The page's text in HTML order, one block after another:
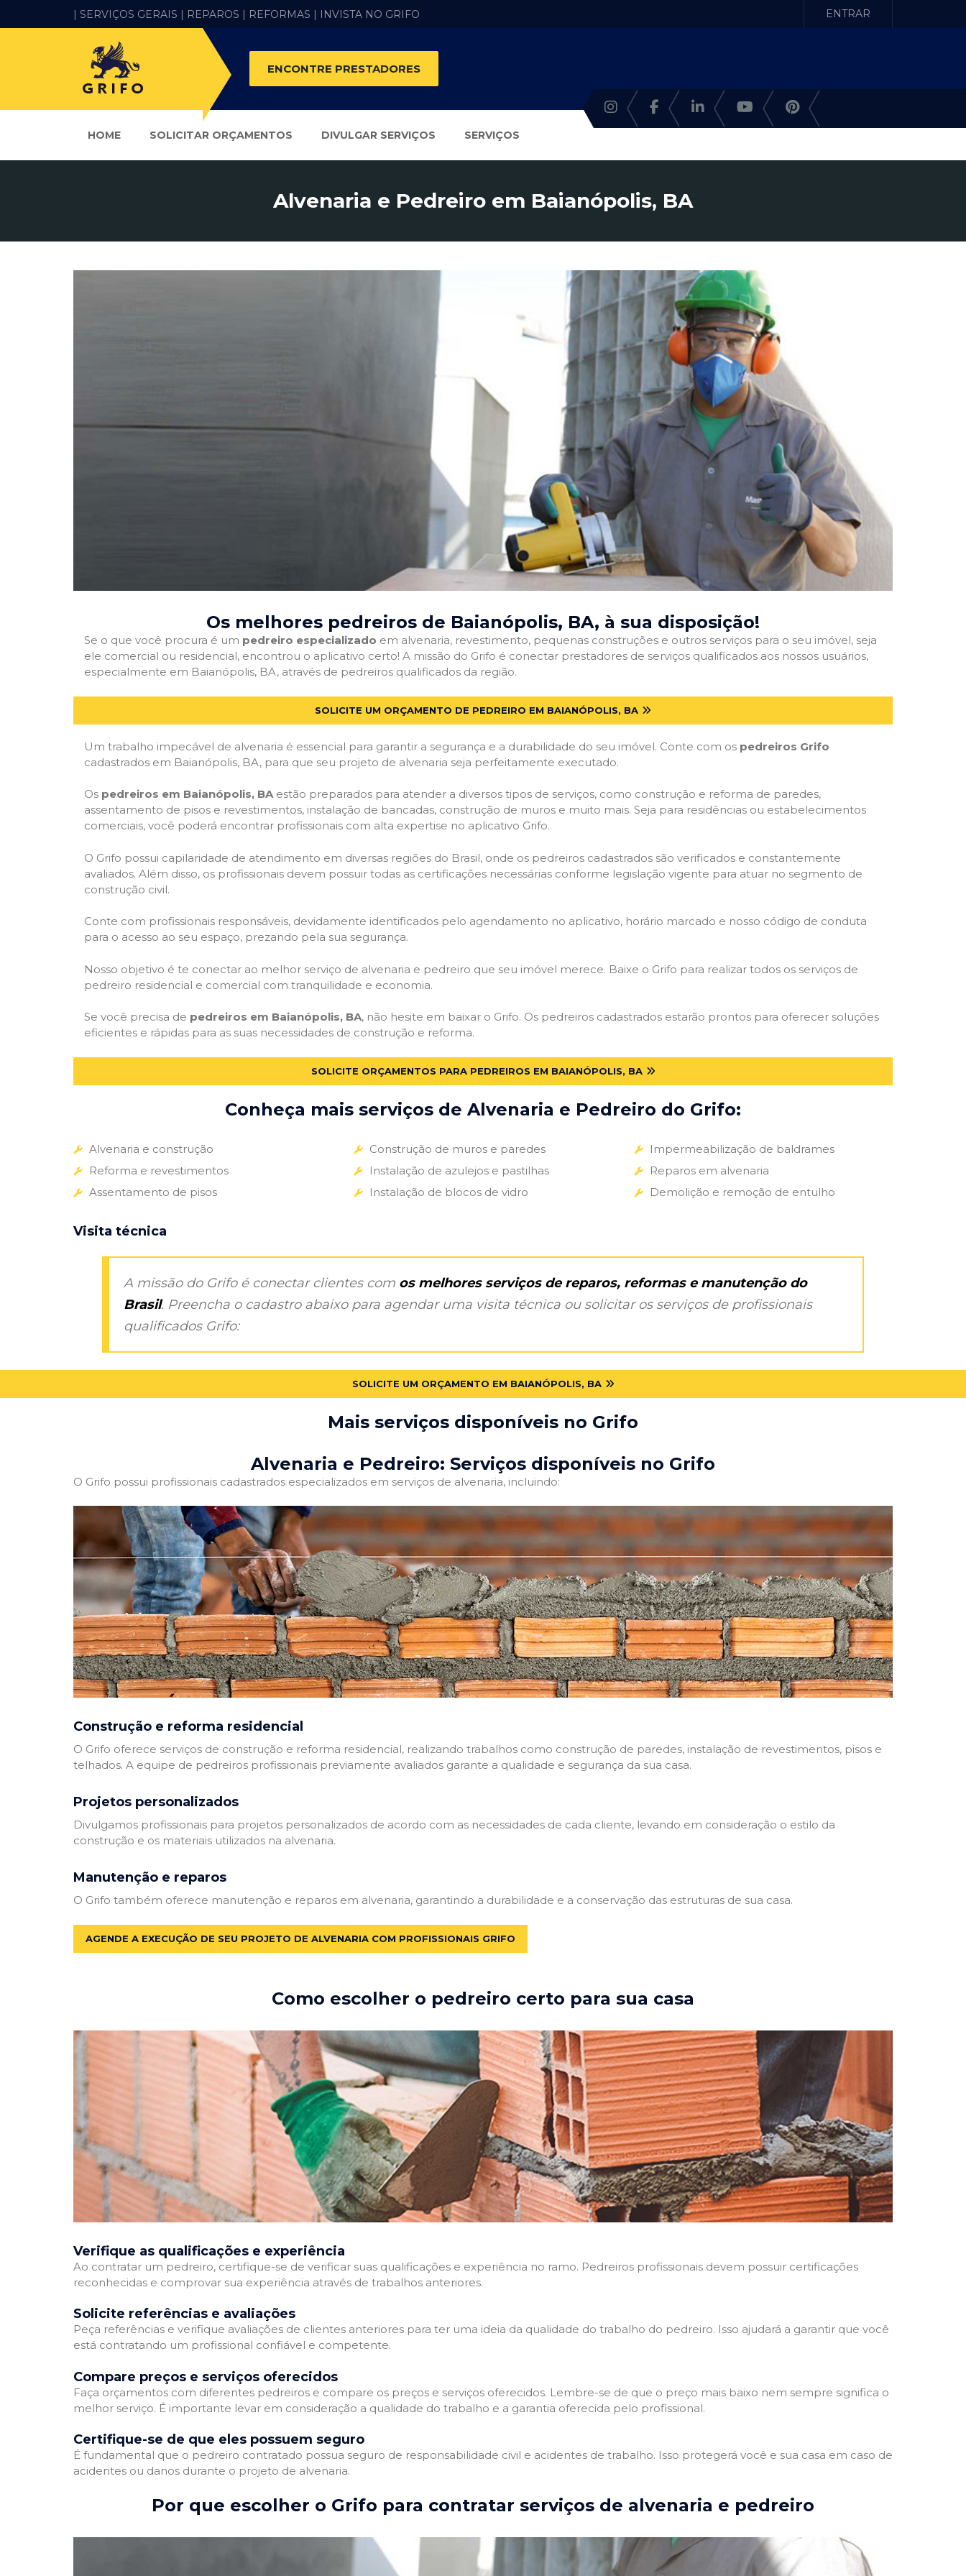
| SERVIÇOS GERAIS | REPAROS | REFORMAS | INVISTA NO GRIFO ENTRAR
ENCONTRE PRESTADORES
HOME SOLICITAR ORÇAMENTOS DIVULGAR SERVIÇOS SERVIÇOS
Alvenaria e Pedreiro em Baianópolis, BA
Os melhores pedreiros de Baianópolis, BA, à sua disposição!
Se o que você procura é um pedreiro especializado em alvenaria, revestimento, pequenas construções e outros serviços para o seu imóvel, seja
ele comercial ou residencial, encontrou o aplicativo certo! A missão do Grifo é conectar prestadores de serviços qualificados aos nossos usuários,
especialmente em Baianópolis, BA, através de pedreiros qualificados da região.
SOLICITE UM ORÇAMENTO DE PEDREIRO EM BAIANÓPOLIS, BA
Um trabalho impecável de alvenaria é essencial para garantir a segurança e a durabilidade do seu imóvel. Conte com os pedreiros Grifo
cadastrados em Baianópolis, BA, para que seu projeto de alvenaria seja perfeitamente executado.
Os pedreiros em Baianópolis, BAestão preparados para atender a diversos tipos de serviços, como construção e reforma de paredes,
assentamento de pisos e revestimentos, instalação de bancadas, construção de muros e muito mais. Seja para residências ou estabelecimentos
comerciais, você poderá encontrar profissionais com alta expertise no aplicativo Grifo.
O Grifo possui capilaridade de atendimento em diversas regiões do Brasil, onde os pedreiros cadastrados são verificados e constantemente
avaliados. Além disso, os profissionais devem possuir todas as certificações necessárias conforme legislação vigente para atuar no segmento de
construção civil.
Conte com profissionais responsáveis, devidamente identificados pelo agendamento no aplicativo, horário marcado e nosso código de conduta
para o acesso ao seu espaço, prezando pela sua segurança.
Nosso objetivo é te conectar ao melhor serviço de alvenaria e pedreiro que seu imóvel merece. Baixe o Grifo para realizar todos os serviços de
pedreiro residencial e comercial com tranquilidade e economia.
Se você precisa de pedreiros em Baianópolis, BA, não hesite em baixar o Grifo. Os pedreiros cadastrados estarão prontos para oferecer soluções
eficientes e rápidas para as suas necessidades de construção e reforma.
SOLICITE ORÇAMENTOS PARA PEDREIROS EM BAIANÓPOLIS, BA
Conheça mais serviços de Alvenaria e Pedreiro do Grifo:
Alvenaria e construção
Reforma e revestimentos
Assentamento de pisos
Construção de muros e paredes
Instalação de azulejos e pastilhas
Instalação de blocos de vidro
Impermeabilização de baldrames
Reparos em alvenaria
Demolição e remoção de entulho
Visita técnica
A missão do Grifo é conectar clientes com os melhores serviços de reparos, reformas e manutenção do
Brasil. Preencha o cadastro abaixo para agendar uma visita técnica ou solicitar os serviços de profissionais
qualificados Grifo:
SOLICITE UM ORÇAMENTO EM BAIANÓPOLIS, BA
Mais serviços disponíveis no Grifo
Alvenaria e Pedreiro: Serviços disponíveis no Grifo
O Grifo possui profissionais cadastrados especializados em serviços de alvenaria, incluindo:
Construção e reforma residencial
O Grifo oferece serviços de construção e reforma residencial, realizando trabalhos como construção de paredes, instalação de revestimentos, pisos e
telhados. A equipe de pedreiros profissionais previamente avaliados garante a qualidade e segurança da sua casa.
Projetos personalizados
Divulgamos profissionais para projetos personalizados de acordo com as necessidades de cada cliente, levando em consideração o estilo da
construção e os materiais utilizados na alvenaria.
Manutenção e reparos
O Grifo também oferece manutenção e reparos em alvenaria, garantindo a durabilidade e a conservação das estruturas de sua casa.
AGENDE A EXECUÇÃO DE SEU PROJETO DE ALVENARIA COM PROFISSIONAIS GRIFO
Como escolher o pedreiro certo para sua casa
Verifique as qualificações e experiência
Ao contratar um pedreiro, certifique-se de verificar suas qualificações e experiência no ramo. Pedreiros profissionais devem possuir certificações
reconhecidas e comprovar sua experiência através de trabalhos anteriores.
Solicite referências e avaliações
Peça referências e verifique avaliações de clientes anteriores para ter uma ideia da qualidade do trabalho do pedreiro. Isso ajudará a garantir que você
está contratando um profissional confiável e competente.
Compare preços e serviços oferecidos
Faça orçamentos com diferentes pedreiros e compare os preços e serviços oferecidos. Lembre-se de que o preço mais baixo nem sempre significa o
melhor serviço. É importante levar em consideração a qualidade do trabalho e a garantia oferecida pelo profissional.
Certifique-se de que eles possuem seguro
É fundamental que o pedreiro contratado possua seguro de responsabilidade civil e acidentes de trabalho. Isso protegerá você e sua casa em caso de
acidentes ou danos durante o projeto de alvenaria.
Por que escolher o Grifo para contratar serviços de alvenaria e pedreiro